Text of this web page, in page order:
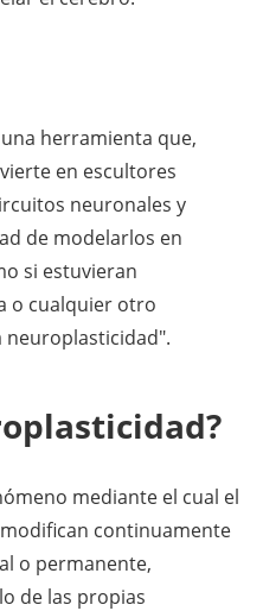
herramienta que,
en escultores
neuronales y
de modelarlos en
si estuvieran
o cualquier otro
neuroplasticidad".
mediante el cual el
continuamente
o permanente,
de las propias